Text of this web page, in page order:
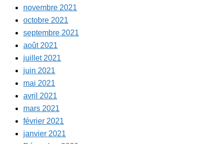
novembre 2021
octobre 2021
septembre 2021
août 2021
juillet 2021
juin 2021
mai 2021
avril 2021
mars 2021
février 2021
janvier 2021